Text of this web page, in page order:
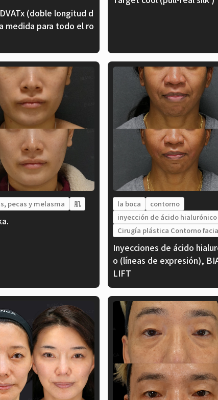
(doble longitud d
medida para todo el ro
pecas y melasma 肌 la boca
contorno
inyección de ácido hialurónico
Cirugía plástica Contorno
Inyecciones de ácido
o (líneas de expresión),
LIFT